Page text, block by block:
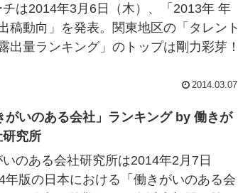
チは2014年3月6日（木）、「2013年 年
稿動向」を発表。関東地区の「タレント
出量ランキング」のトップは剛力彩芽！
2014.03.07
がいのある会社」ランキング by 働きが
究所
いのある会社研究所は2014年2月7日
年版の日本における「働きがいのある会